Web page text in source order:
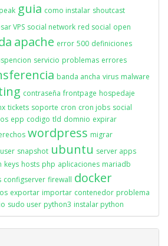
guia como instalar shoutcast
VPS social network red social open
apache error 500 definiciones
servicio problemas errores
banda ancha virus malware
contraseña frontpage hospedaje
tickets soporte cron cron jobs social
epp codigo tld domnio expirar
wordpress migrar
user snapshot ubuntu server apps
keys hosts php aplicaciones mariadb
configserver firewall docker
exportar importar contenedor problema
sudo user python3 instalar python